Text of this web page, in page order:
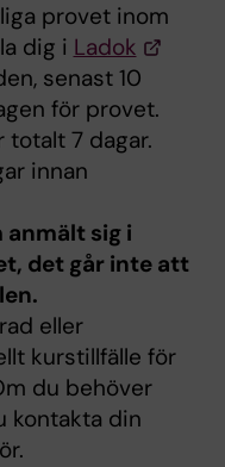
provet inom
dig i Ladok
senast 10
för provet.
totalt 7 dagar.
innan
sig i
det går inte att
eller
kurstillfälle för
du behöver
kontakta din